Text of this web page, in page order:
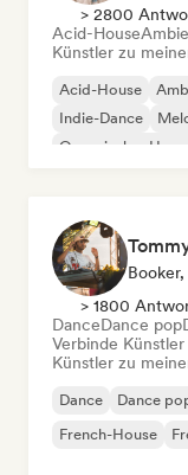
> 2800
Acid-House
Künstler zu
Acid-House
Indie-Dance
Organischer
> 1800
DanceDance pop
Verbinde
Künstler zu
Dance Dance
French-House